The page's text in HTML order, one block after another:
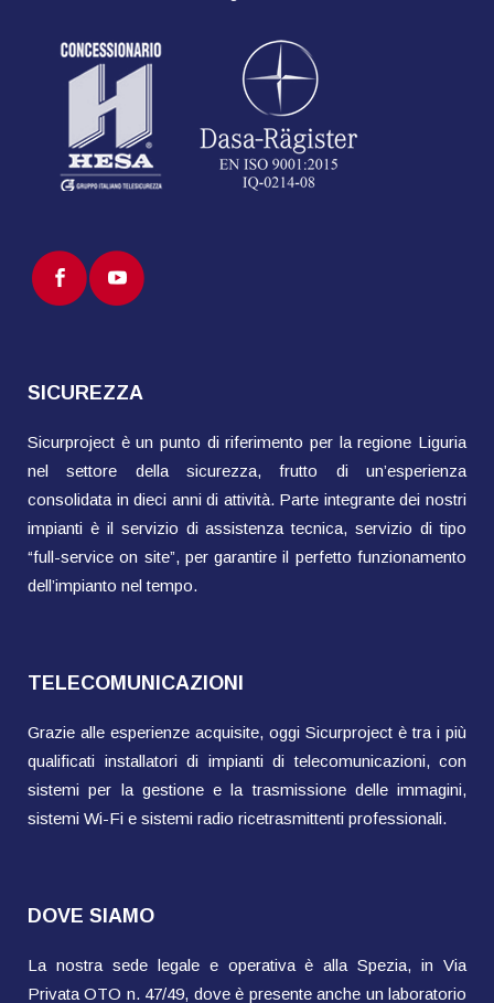
SICUREZZA
Sicurproject è un punto di riferimento per la regione Liguria
nel settore della sicurezza, frutto di un’esperienza
consolidata in dieci anni di attività. Parte integrante dei nostri
impianti è il servizio di assistenza tecnica, servizio di tipo
“full-service on site”, per garantire il perfetto funzionamento
dell’impianto nel tempo.
TELECOMUNICAZIONI
Grazie alle esperienze acquisite, oggi Sicurproject è tra i più
qualificati installatori di impianti di telecomunicazioni, con
sistemi per la gestione e la trasmissione delle immagini,
sistemi Wi-Fi e sistemi radio ricetrasmittenti professionali.
DOVE SIAMO
La nostra sede legale e operativa è alla Spezia, in Via
Privata OTO n. 47/49, dove è presente anche un laboratorio